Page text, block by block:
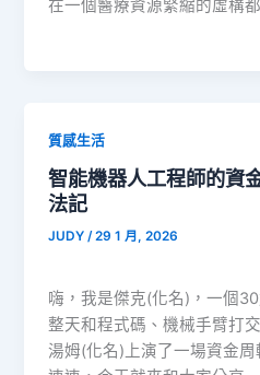
在一個醫療資源緊縮的虛構
質感生活
智能機器人工程師的資
法記
JUDY/29 1 月, 2026
嗨，我是傑克(化名)，一個
整天和程式碼、機械手臂打
湯姆(化名)上演了一場資金